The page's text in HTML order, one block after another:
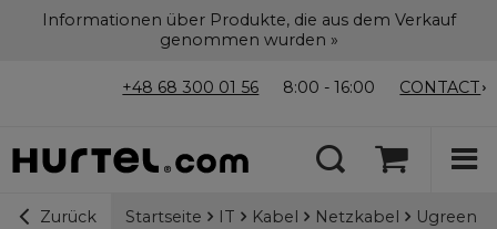
Informationen über Produkte, die aus dem Verkauf
genommen wurden »
+48 68 300 01 56 8:00 - 16:00 CONTACT
Zurück Startseite IT Kabel Netzkabel Ugreen